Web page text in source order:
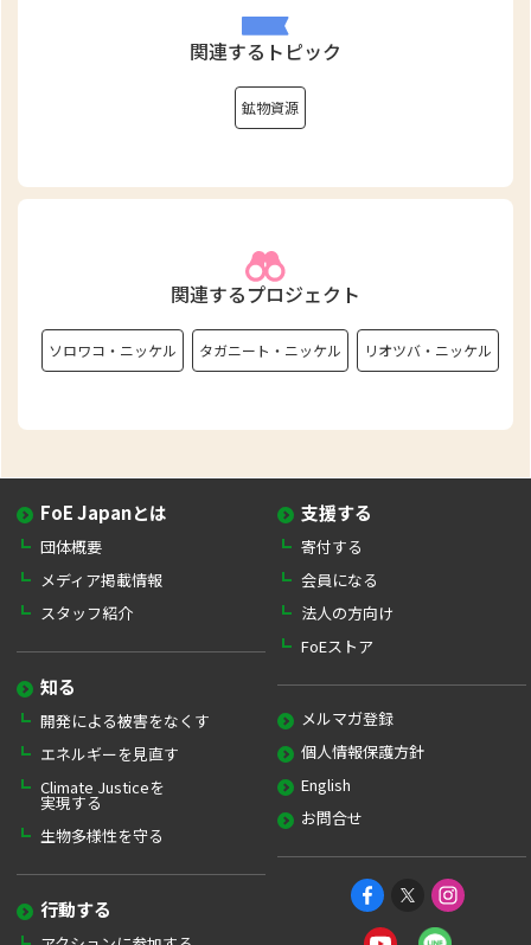
関連するトピック
鉱物資源
関連するプロジェクト
ソロワコ・ニッケル タガニート・ニッケル リオツバ・ニッケル
FoE Japanとは
団体概要
メディア掲載情報
スタッフ紹介
知る
開発による被害をなくす
エネルギーを見直す
Climate Justiceを
実現する
生物多様性を守る
行動する
支援する
寄付する
会員になる
法人の方向け
FoEストア
メルマガ登録
個人情報保護方針
English
お問合せ